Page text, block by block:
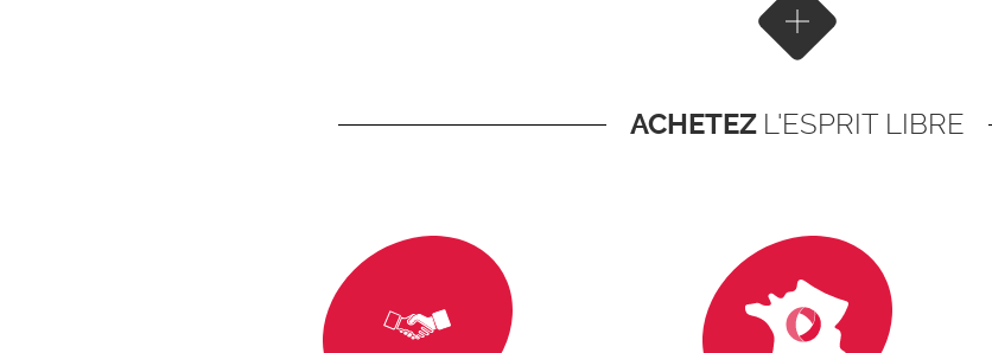
Afficher plus de résultats
ACHETEZ L'ESPRIT LIBRE